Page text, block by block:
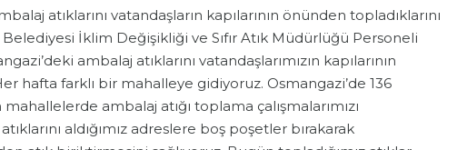
atıklarını vatandaşların kapılarının önünden topladıklarını
İklim Değişikliği ve Sıfır Atık Müdürlüğü Personeli
ambalaj atıklarını vatandaşlarımızın kapılarının
hafta farklı bir mahalleye gidiyoruz. Osmangazi’de 136
ambalaj atığı toplama çalışmalarımızı
aldığımız adreslere boş poşetler bırakarak